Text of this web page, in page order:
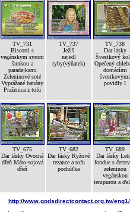
TV_731
Biscotti s
vegánskym syrom
šunkou a
paradajkami
Zeleninové soté
Vyprážané banány
Praženica z tofu
TV_737
Ježíš
nejedl
ryby(výňatek)
TV_738
Dar lásky
Švestkový
Opečený
domácími
švestkovými
povidly I
TV_675
Dar lásky Ovocná
dřeň Máto-sojová
dřeň
TV_682
Dar lásky Ryžové
rezance a tofu
pochúťka
TV_689
Dar lásky
fondue s
zeleninou
vegánskou
tempurou a
http://www.godsdirectcontact.org.tw/